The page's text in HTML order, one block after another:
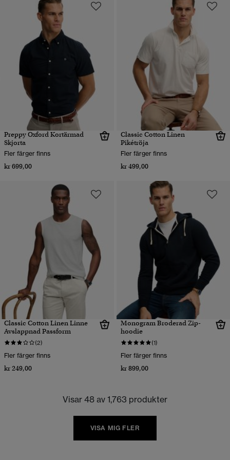
Preppy Oxford Kortärmad
Skjorta
Fler färger finns
kr 699,00
Classic Cotton Linen
Pikétröja
Fler färger finns
kr 499,00
Classic Cotton Linen Linne
Avslappnad Passform
(2)
Fler färger finns
kr 249,00
Monogram Broderad Zip-
hoodie
(1)
Fler färger finns
kr 899,00
Visar 48 av 1,763 produkter
VISA MIG FLER